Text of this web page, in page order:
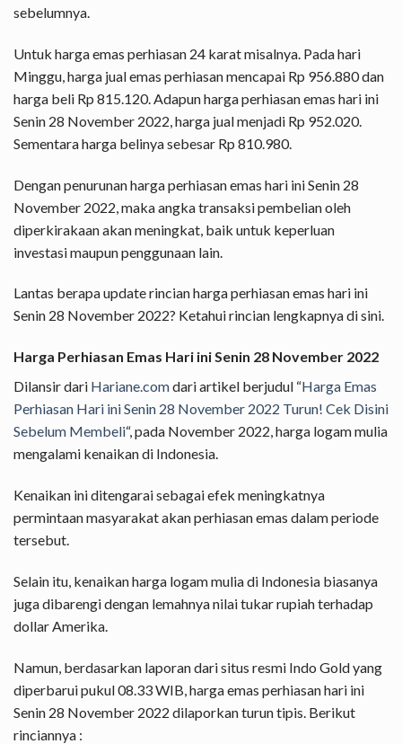
sebelumnya.
Untuk harga emas perhiasan 24 karat misalnya. Pada hari
Minggu, harga jual emas perhiasan mencapai Rp 956.880 dan
harga beli Rp 815.120. Adapun harga perhiasan emas hari ini
Senin 28 November 2022, harga jual menjadi Rp 952.020.
Sementara harga belinya sebesar Rp 810.980.
Dengan penurunan harga perhiasan emas hari ini Senin 28
November 2022, maka angka transaksi pembelian oleh
diperkirakaan akan meningkat, baik untuk keperluan
investasi maupun penggunaan lain.
Lantas berapa update rincian harga perhiasan emas hari ini
Senin 28 November 2022? Ketahui rincian lengkapnya di sini.
Harga Perhiasan Emas Hari ini Senin 28 November 2022
Dilansir dari Hariane.comdari artikel berjudul “Harga Emas
Perhiasan Hari ini Senin 28 November 2022 Turun! Cek Disini
Sebelum Membeli“, pada November 2022, harga logam mulia
mengalami kenaikan di Indonesia.
Kenaikan ini ditengarai sebagai efek meningkatnya
permintaan masyarakat akan perhiasan emas dalam periode
tersebut.
Selain itu, kenaikan harga logam mulia di Indonesia biasanya
juga dibarengi dengan lemahnya nilai tukar rupiah terhadap
dollar Amerika.
Namun, berdasarkan laporan dari situs resmi Indo Gold yang
diperbarui pukul 08.33 WIB, harga emas perhiasan hari ini
Senin 28 November 2022 dilaporkan turun tipis. Berikut
rinciannya :